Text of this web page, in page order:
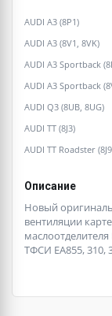
AUDI A3 (8P1)
AUDI A3 (8V1, 8VK)
AUDI A3 Sportback
AUDI A3 Sportback
AUDI Q3 (8UB, 8UG)
AUDI TT (8J3)
AUDI TT Roadster
Описание
Новый
вентиляции
ТФСИ ЕА855, 310,